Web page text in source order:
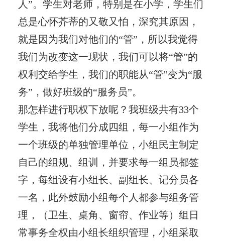
人”。学生对老师，特别是在小学，学生们
总是心怀芥蒂的又敬又怕，深究其原因，
就是因为我们对他们的“管”，所以我觉得
我们为改变这一现状，我们可以将“管”的
权利交给学生，我们的职能从“管”变为“服
务”，做好班级的“服务员”。
那怎样进行职权下放呢？我班级共有33个
学生，我将他们分成四组，每一小组作为
一个班级的单独管理单位，小组民主制定
自己的组规、组训，并要求每一组员都签
字，每组设有小组长、副组长、记分员各
一名，此外鼓励小组每个人都参与组务管
理，（卫生、桌角、窗帘、作业等）组日
常事务全权由小组长组织管理，小组采取